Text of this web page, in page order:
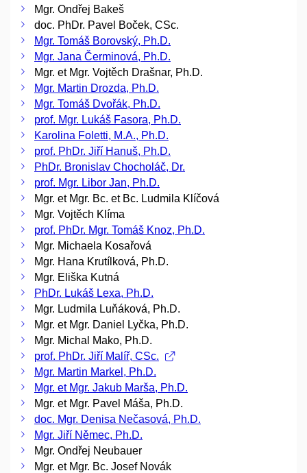
Mgr. Ondřej Bakeš
doc. PhDr. Pavel Boček, CSc.
Mgr. Tomáš Borovský, Ph.D.
Mgr. Jana Čerminová, Ph.D.
Mgr. et Mgr. Vojtěch Drašnar, Ph.D.
Mgr. Martin Drozda, Ph.D.
Mgr. Tomáš Dvořák, Ph.D.
prof. Mgr. Lukáš Fasora, Ph.D.
Karolina Foletti, M.A., Ph.D.
prof. PhDr. Jiří Hanuš, Ph.D.
PhDr. Bronislav Chocholáč, Dr.
prof. Mgr. Libor Jan, Ph.D.
Mgr. et Mgr. Bc. et Bc. Ludmila Klíčová
Mgr. Vojtěch Klíma
prof. PhDr. Mgr. Tomáš Knoz, Ph.D.
Mgr. Michaela Kosařová
Mgr. Hana Krutílková, Ph.D.
Mgr. Eliška Kutná
PhDr. Lukáš Lexa, Ph.D.
Mgr. Ludmila Luňáková, Ph.D.
Mgr. et Mgr. Daniel Lyčka, Ph.D.
Mgr. Michal Mako, Ph.D.
prof. PhDr. Jiří Malíř, CSc.
Mgr. Martin Markel, Ph.D.
Mgr. et Mgr. Jakub Marša, Ph.D.
Mgr. et Mgr. Pavel Máša, Ph.D.
doc. Mgr. Denisa Nečasová, Ph.D.
Mgr. Jiří Němec, Ph.D.
Mgr. Ondřej Neubauer
Mgr. et Mgr. Bc. Josef Novák